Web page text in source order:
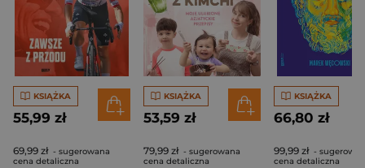
KSIĄŻKA
55,99 zł
69,99 zł - sugerowana
cena detaliczna
KSIĄŻKA
53,59 zł
79,99 zł - sugerowana
cena detaliczna
KSIĄŻKA
66,80 zł
99,99 zł -
cena detaliczna